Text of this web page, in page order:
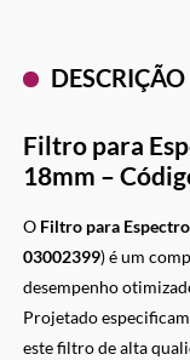
DESCRIÇÃO
Filtro para
18mm –
O Filtro para
03002399) é um
desempenho
Projetado
este filtro de alta